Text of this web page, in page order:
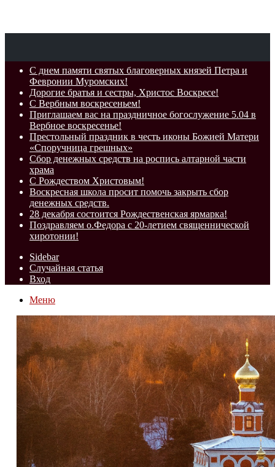
С днем памяти святых благоверных князей Петра и
Февронии Муромских!
Дорогие братья и сестры, Христос Воскресе!
С Вербным воскресеньем!
Приглашаем вас на праздничное богослужение 5.04 в
Вербное воскресенье!
Престольный праздник в честь иконы Божией Матери
«Споручница грешных»
Сбор денежных средств на роспись алтарной части
храма
С Рождеством Христовым!
Воскресная школа просит помочь закрыть сбор
денежных средств.
28 декабря состоится Рождественская ярмарка!
Поздравляем о.Федора с 20-летием священнической
хиротонии!
Sidebar
Случайная статья
Вход
Меню